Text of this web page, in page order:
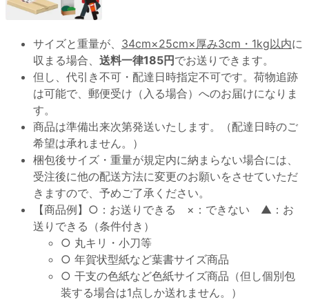
サイズと重量が、 34cm×25cm×厚み3cm・1kg以内に
収まる場合、 送料一律185円 でお送りできます。
但し、代引き不可・配達日時指定不可です。荷物追跡
は可能で、郵便受け（入る場合）へのお届けになりま
す。
商品は準備出来次第発送いたします。（配達日時のご
希望は承れません。）
梱包後サイズ・重量が規定内に納まらない場合には、
受注後に他の配送方法に変更のお願いをさせていただ
きますので、予めご了承ください。
【商品例】○：お送りできる ×：できない ▲：お
送りできる（条件付き）
○ 丸キリ・小刀等
○ 年賀状型紙など葉書サイズ商品
○ 干支の色紙など色紙サイズ商品（但し個別包
装する場合は1点しか送れません。）